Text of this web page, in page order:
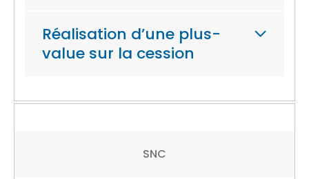
Réalisation d’une plus-
value sur la cession
SNC